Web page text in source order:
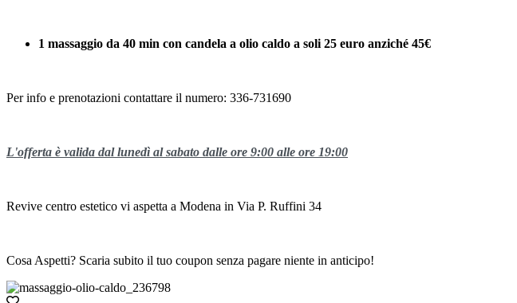
1 massaggio da 40 min con candela a olio caldo a soli 25 euro anziché 45€
Per info e prenotazioni contattare il numero: 336-731690
L'offerta è valida dal lunedì al sabato dalle ore 9:00 alle ore 19:00
Revive centro estetico vi aspetta a Modena in Via P. Ruffini 34
Cosa Aspetti? Scaria subito il tuo coupon senza pagare niente in anticipo!